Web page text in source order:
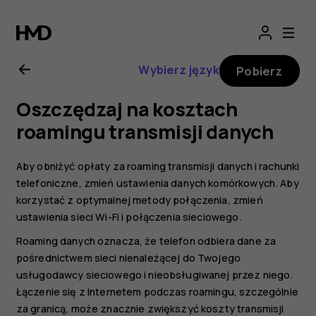
Instrukcja
obsługi
telefonu
Nokia
7
Plus
Wybierz język Pobierz
Oszczędzaj na kosztach
roamingu transmisji danych
Aby obniżyć opłaty za roaming transmisji danych i rachunki
telefoniczne, zmień ustawienia danych komórkowych. Aby
korzystać z optymalnej metody połączenia, zmień
ustawienia sieci Wi-Fi i połączenia sieciowego.
Roaming danych oznacza, że telefon odbiera dane za
pośrednictwem sieci nienależącej do Twojego
usługodawcy sieciowego i nieobsługiwanej przez niego.
Łączenie się z Internetem podczas roamingu, szczególnie
za granicą, może znacznie zwiększyć koszty transmisji